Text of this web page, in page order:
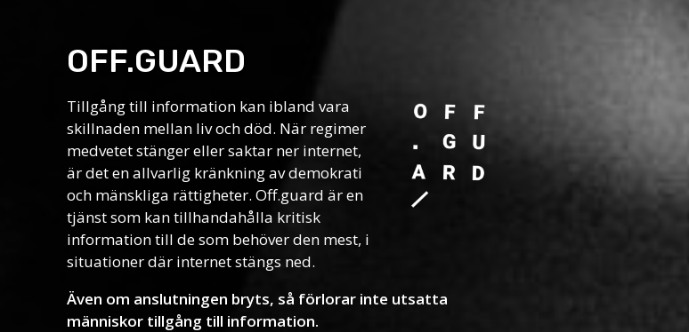
OFF.GUARD
Tillgång till information kan ibland vara
skillnaden mellan liv och död. När regimer
medvetet stänger eller saktar ner internet,
är det en allvarlig kränkning av demokrati
och mänskliga rättigheter. Off.guard är en
tjänst som kan tillhandahålla kritisk
information till de som behöver den mest, i
situationer där internet stängs ned.
Även om anslutningen bryts, så förlorar inte utsatta
människor tillgång till information.